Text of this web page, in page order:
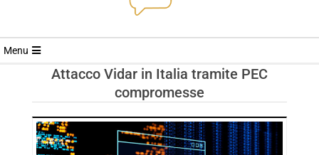
RIVISTA
TRENDS
Menu
Attacco Vidar in Italia tramite PEC
compromesse